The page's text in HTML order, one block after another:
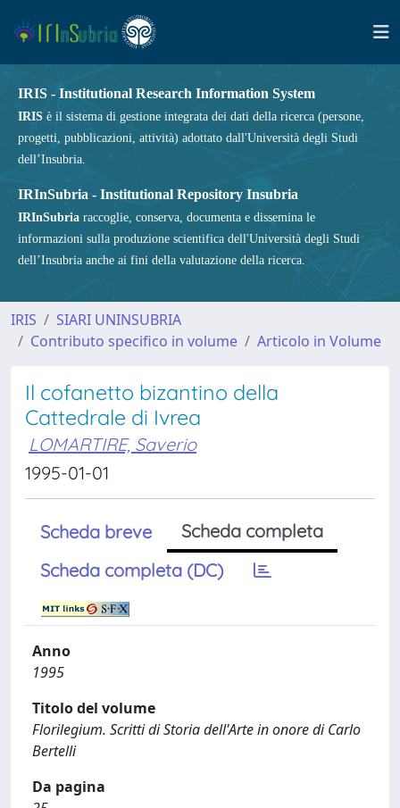
IRIS - Institutional Research Information System
IRIS è il sistema di gestione integrata dei dati della ricerca (persone,
progetti, pubblicazioni, attività) adottato dall'Università degli Studi
dell’Insubria.
IRInSubria - Institutional Repository Insubria
IRInSubria raccoglie, conserva, documenta e dissemina le
informazioni sulla produzione scientifica dell'Università degli Studi
dell’Insubria anche ai fini della valutazione della ricerca.
IRIS
SIARI UNINSUBRIA
Contributo specifico in volume
Articolo in Volume
Il cofanetto bizantino della
Cattedrale di Ivrea
LOMARTIRE, Saverio
1995-01-01
Scheda breve
Scheda completa
Scheda completa (DC)
Anno
1995
Titolo del volume
Florilegium. Scritti di Storia dell'Arte in onore di Carlo
Bertelli
Da pagina